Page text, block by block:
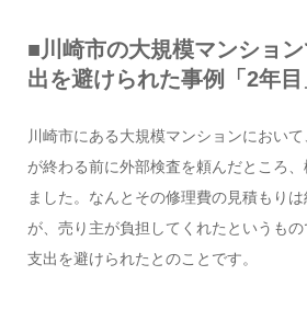
■川崎市の大規模マンショ
出を避けられた事例「2年目
川崎市にある大規模マンションにおい
が終わる前に外部検査を頼んだところ
ました。なんとその修理費の見積もり
が、売り主が負担してくれたというも
支出を避けられたとのことです。